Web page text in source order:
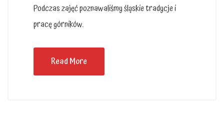
Podczas zajęć poznawaliśmy śląskie tradycje i
pracę górników.
Read More